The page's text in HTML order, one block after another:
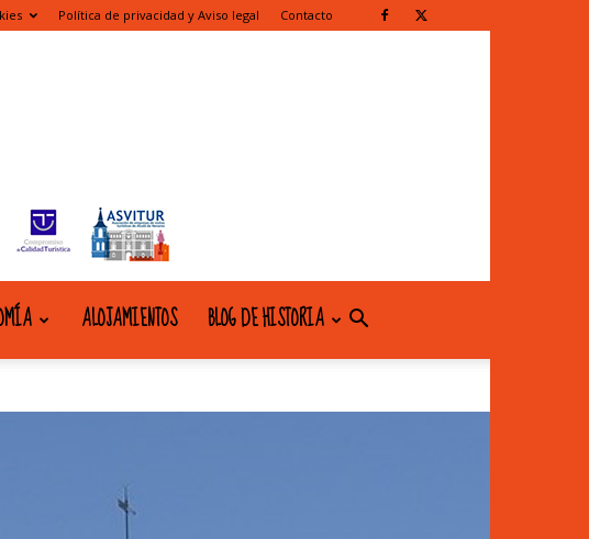
Política de privacidad y Aviso legal Contacto
ALOJAMIENTOS BLOG DE HISTORIA